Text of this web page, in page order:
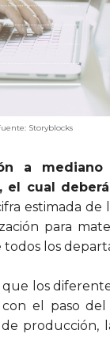
a
el cual
estimada
para
los
los
el paso
producción,